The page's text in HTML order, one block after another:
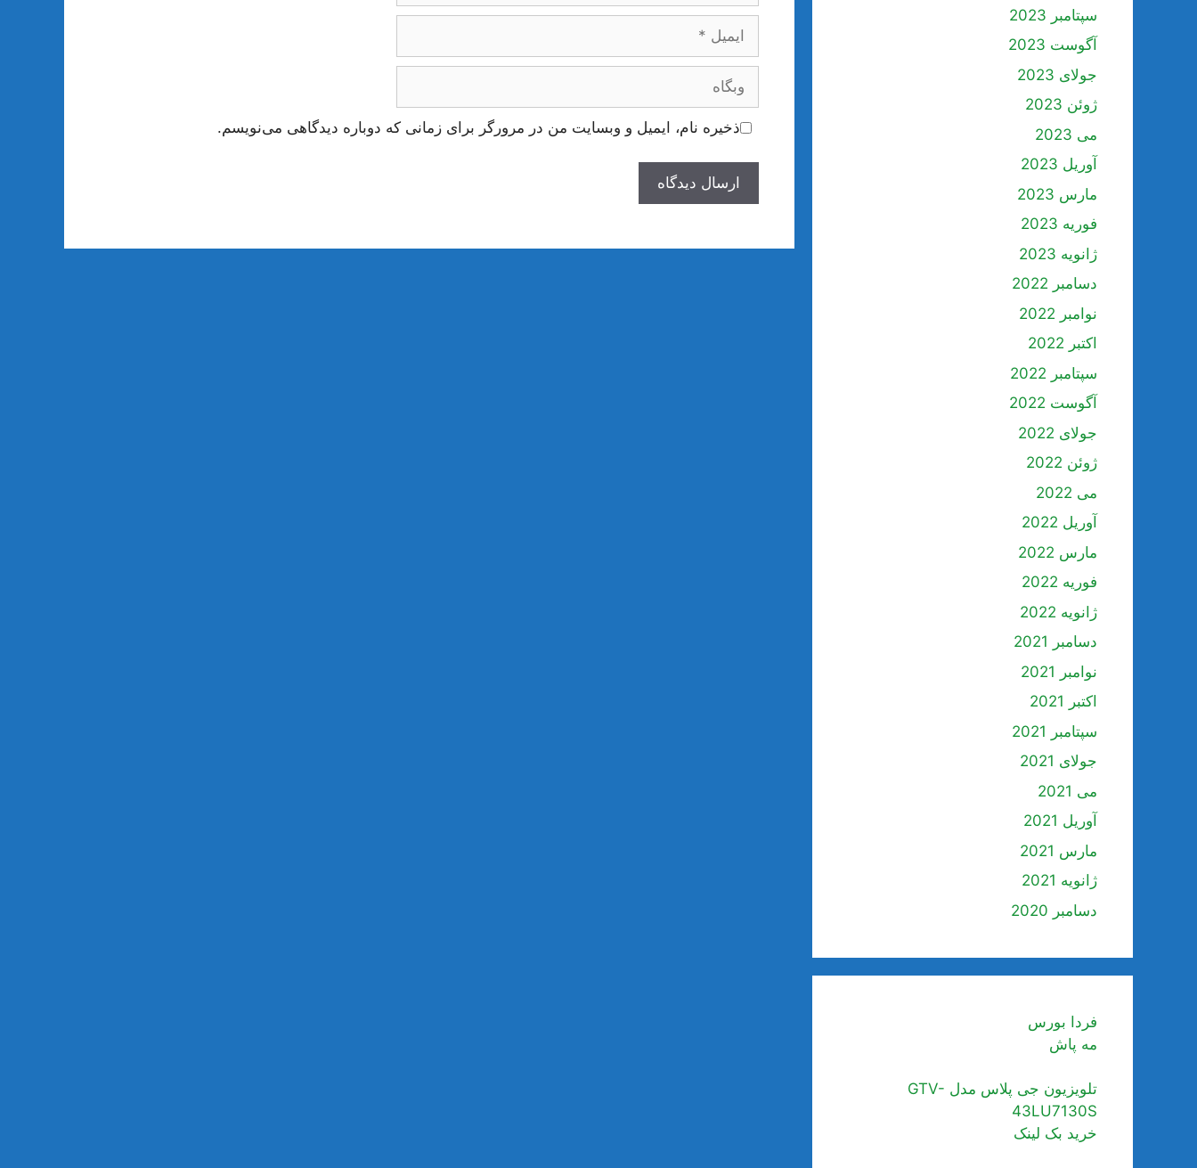
ایمیل
وبگاه
ذخیره نام، ایمیل و وبسایت من در مرورگر برای زمانی که دوباره دیدگاهی می‌نویسم.
سپتامبر 2023
آگوست 2023
جولای 2023
ژوئن 2023
می 2023
آوریل 2023
مارس 2023
فوریه 2023
ژانویه 2023
دسامبر 2022
نوامبر 2022
اکتبر 2022
سپتامبر 2022
آگوست 2022
جولای 2022
ژوئن 2022
می 2022
آوریل 2022
مارس 2022
فوریه 2022
ژانویه 2022
دسامبر 2021
نوامبر 2021
اکتبر 2021
سپتامبر 2021
جولای 2021
می 2021
آوریل 2021
مارس 2021
ژانویه 2021
دسامبر 2020
فردا بورس
مه پاش
تلویزیون جی پلاس مدل GTV-
43LU7130S
خرید بک لینک